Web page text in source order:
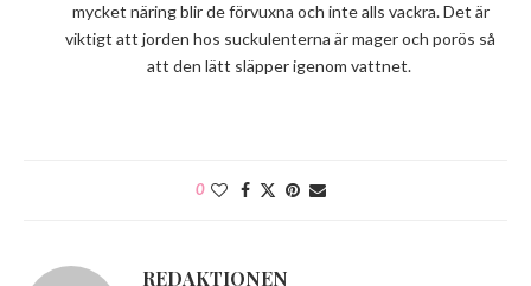
mycket näring blir de förvuxna och inte alls vackra. Det är
viktigt att jorden hos suckulenterna är mager och porös så
att den lätt släpper igenom vattnet.
0
REDAKTIONEN